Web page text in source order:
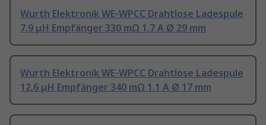
Wurth Elektronik WE-WPCC Drahtlose Ladespule
7.9 μH Empfänger 330 mΩ 1.7 A Ø 29 mm
Wurth Elektronik WE-WPCC Drahtlose Ladespule
12.6 μH Empfänger 340 mΩ 1.1 A Ø 17 mm